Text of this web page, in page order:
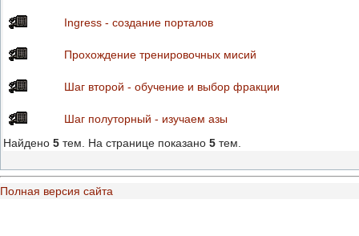
Ingress - создание порталов
Прохождение тренировочных мисий
Шаг второй - обучение и выбор фракции
Шаг полуторный - изучаем азы
Найдено 5 тем. На странице показано 5 тем.
Полная версия сайта